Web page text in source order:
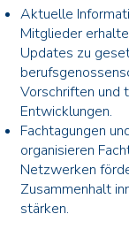
Aktuelle
Mitglieder
Updates zu
Vorschriften und
Entwicklungen.
Fachtagungen
organisieren
Netzwerken
Zusammenhalt
stärken.